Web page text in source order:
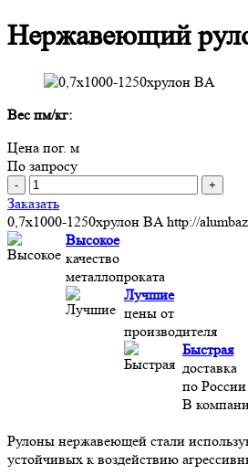
Нержавеющий
Вес пм/кг:
Цена пог. м
По запросу
- +
Заказать
0,7х1000-1250хрулон BA http://
Высокое
качество
металлопроката
Лучшие
цены от
производителя
Быстрая
доставка
по России
В
Рулоны нержавеющей стали
устойчивых к воздействию